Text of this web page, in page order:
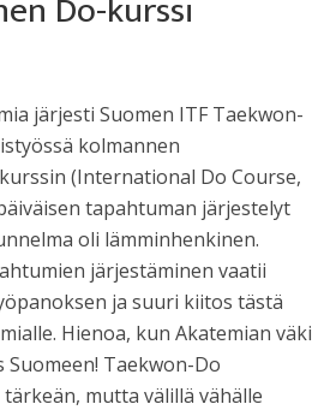
järjesti Suomen ITF Taekwon-
kolmannen
(International Do Course,
tapahtuman järjestelyt
oli lämminhenkinen.
järjestäminen vaatii
ja suuri kiitos tästä
Hienoa, kun Akatemian väki
Taekwon-Do
mutta välillä vähälle